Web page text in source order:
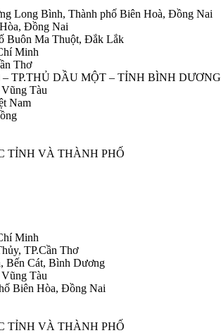
Long Bình, Thành phố Biên Hoà, Đồng Nai
Đồng Nai
Buôn Ma Thuột, Đắk Lắk
Minh
Thơ
TP.THỦ DẦU MỘT – TỈNH BÌNH DƯƠNG
Tàu
Nam
TỈNH VÀ THÀNH PHỐ
Minh
TP.Cần Thơ
Bến Cát, Bình Dương
Tàu
Biên Hòa, Đồng Nai
TỈNH VÀ THÀNH PHỐ